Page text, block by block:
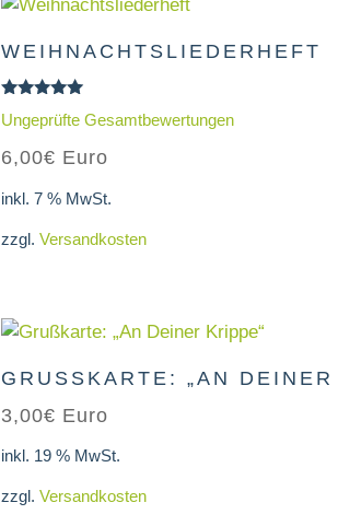
WEIHNACHTSLIEDERHEFT
mit
von 5
Ungeprüfte Gesamtbewertungen
6,00€ Euro
inkl. 7 % MwSt.
zzgl.Versandkosten
GRUSSKARTE: „AN DEINER
3,00€ Euro
inkl. 19 % MwSt.
zzgl.Versandkosten